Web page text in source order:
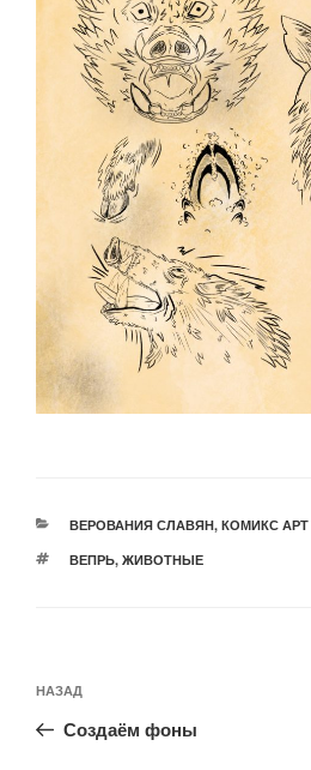
РУБРИКИ
ВЕРОВАНИЯ СЛАВЯН, КОМИКС АРТ
МЕТКИ
ВЕПРЬ, ЖИВОТНЫЕ
по
записям
Предыдущая
запись:
НАЗАД
Создаём фоны